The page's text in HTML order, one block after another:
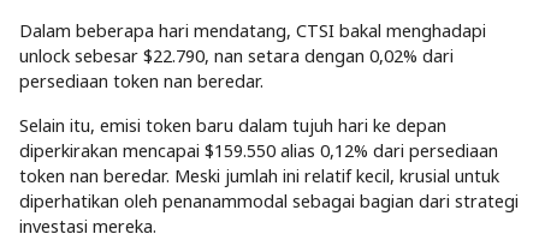
Dalam beberapa hari mendatang, CTSI bakal menghadapi
unlock sebesar $22.790, nan setara dengan 0,02% dari
persediaan token nan beredar.
Selain itu, emisi token baru dalam tujuh hari ke depan
diperkirakan mencapai $159.550 alias 0,12% dari persediaan
token nan beredar. Meski jumlah ini relatif kecil, krusial untuk
diperhatikan oleh penanammodal sebagai bagian dari strategi
investasi mereka.